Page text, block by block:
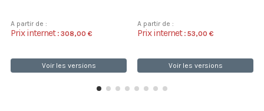
A partir de :
Prix internet : 308,00 €
Voir les versions
A partir de :
Prix internet : 53,00 €
Voir les versions